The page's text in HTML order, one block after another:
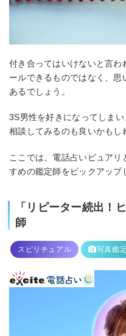
付き合ってはいけないと言わ
ールできるものではなく、
あるでしょう。
3S男性を好きになってしま
相談してみるのも良いかもし
ここでは、電話占いピュア
すめの鑑定師をピックアップ
「リピーター続出！
師
スピリチュアル 写真鑑定